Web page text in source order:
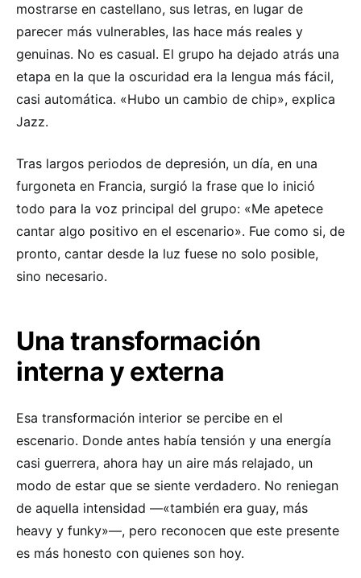
mostrarse en castellano, sus letras, en lugar de
parecer más vulnerables, las hace más reales y
genuinas. No es casual. El grupo ha dejado atrás una
etapa en la que la oscuridad era la lengua más fácil,
casi automática. «Hubo un cambio de chip», explica
Jazz.
Tras largos periodos de depresión, un día, en una
furgoneta en Francia, surgió la frase que lo inició
todo para la voz principal del grupo: «Me apetece
cantar algo positivo en el escenario». Fue como si, de
pronto, cantar desde la luz fuese no solo posible,
sino necesario.
Una transformación
interna y externa
Esa transformación interior se percibe en el
escenario. Donde antes había tensión y una energía
casi guerrera, ahora hay un aire más relajado, un
modo de estar que se siente verdadero. No reniegan
de aquella intensidad —«también era guay, más
heavy y funky»—, pero reconocen que este presente
es más honesto con quienes son hoy.